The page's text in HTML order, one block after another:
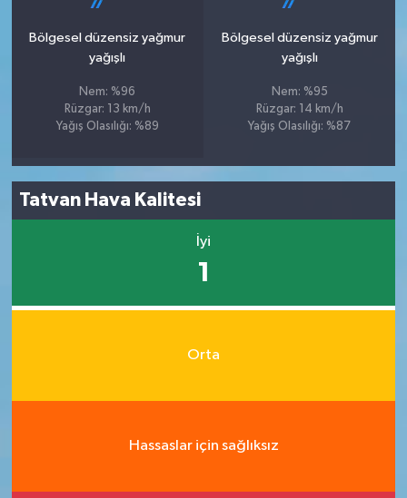
Bölgesel düzensiz yağmur
yağışlı
Nem: %96
Rüzgar: 13 km/h
Yağış Olasılığı: %89
Bölgesel düzensiz yağmur
yağışlı
Nem: %95
Rüzgar: 14 km/h
Yağış Olasılığı: %87
Tatvan Hava Kalitesi
İyi
1
Orta
Hassaslar için sağlıksız